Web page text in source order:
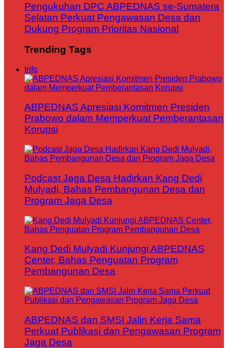
Pengukuhan DPC ABPEDNAS se-Sumatera
Selatan Perkuat Pengawasan Desa dan
Dukung Program Prioritas Nasional
Trending Tags
Info
ABPEDNAS Apresiasi Komitmen Presiden
Prabowo dalam Memperkuat Pemberantasan
Korupsi
Podcast Jaga Desa Hadirkan Kang Dedi
Mulyadi, Bahas Pembangunan Desa dan
Program Jaga Desa
Kang Dedi Mulyadi Kunjungi ABPEDNAS
Center, Bahas Penguatan Program
Pembangunan Desa
ABPEDNAS dan SMSI Jalin Kerja Sama
Perkuat Publikasi dan Pengawasan Program
Jaga Desa